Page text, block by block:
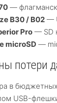
—
B30 / B02 —
Pro — SD
microSD —
потери
в
USB-